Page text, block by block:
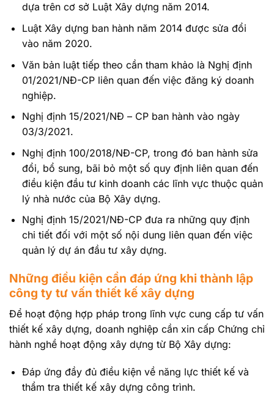
dựa trên cơ sở Luật Xây dựng năm 2014.
Luật Xây dựng ban hành năm 2014 được sửa đổi
vào năm 2020.
Văn bản luật tiếp theo cần tham khảo là Nghị định
01/2021/NĐ-CP liên quan đến việc đăng ký doanh
nghiệp.
Nghị định 15/2021/NĐ – CP ban hành vào ngày
03/3/2021.
Nghị định 100/2018/NĐ-CP, trong đó ban hành sửa
đổi, bổ sung, bãi bỏ một số quy định liên quan đến
điều kiện đầu tư kinh doanh các lĩnh vực thuộc quản
lý nhà nước của Bộ Xây dựng.
Nghị định 15/2021/NĐ-CP đưa ra những quy định
chi tiết đối với một số nội dung liên quan đến việc
quản lý dự án đầu tư xây dựng.
Những điều kiện cần đáp ứng khi thành lập
công ty tư vấn thiết kế xây dựng
Để hoạt động hợp pháp trong lĩnh vực cung cấp tư vấn
thiết kế xây dựng, doanh nghiệp cần xin cấp Chứng chỉ
hành nghề hoạt động xây dựng từ Bộ Xây dựng:
Đáp ứng đầy đủ điều kiện về năng lực thiết kế và
thẩm tra thiết kế xây dựng công trình.